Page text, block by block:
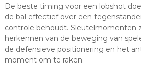
De beste timing voor een lobshot
de bal effectief over een
controle behoudt. Sleutelmomenten
herkennen van de beweging van
de defensieve positionering en het
moment om te raken.